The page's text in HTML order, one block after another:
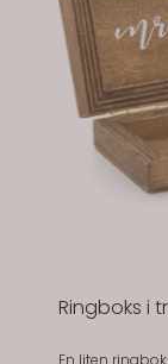
Ringboks i
En liten